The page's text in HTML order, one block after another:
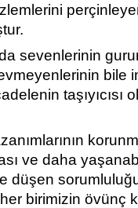
sevenlerinin
bile
taşıyıcısı
ve daha
düşen
birimizin övünç